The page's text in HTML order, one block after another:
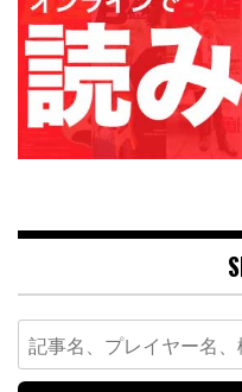
Search
for: